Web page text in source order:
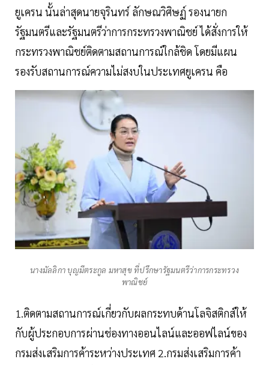
ยูเครน นั้นล่าสุดนายจุรินทร์ ลักษณวิศิษฏ์ รองนายก
รัฐมนตรีและรัฐมนตรีว่าการกระทรวงพาณิชย์ ได้สั่งการให้
กระทรวงพาณิชย์ติดตามสถานการณ์ใกล้ชิด โดยมีแผน
รองรับสถานการณ์ความไม่สงบในประเทศยูเครน คือ
นางมัลลิกา บุญมีตระกูล มหาสุข ที่ปรึกษารัฐมนตรีว่าการกระทรวง
พาณิชย์
1.ติดตามสถานการณ์เกี่ยวกับผลกระทบด้านโลจิสติกส์ให้
กับผู้ประกอบการผ่านช่องทางออนไลน์และออฟไลน์ของ
กรมส่งเสริมการค้าระหว่างประเทศ 2.กรมส่งเสริมการค้า